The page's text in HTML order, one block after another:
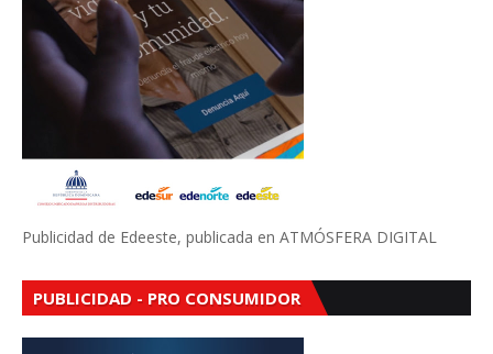
Publicidad de Edeeste, publicada en ATMÓSFERA DIGITAL
PUBLICIDAD - PRO CONSUMIDOR